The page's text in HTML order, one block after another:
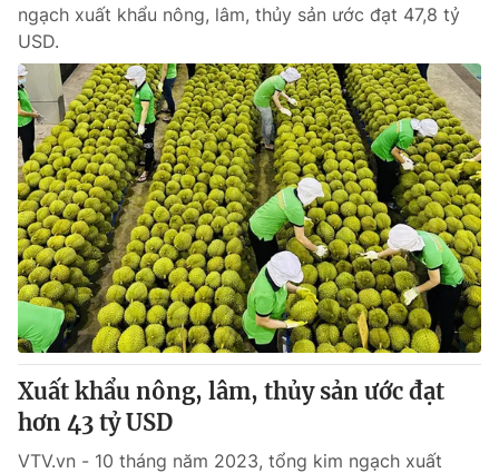
ngạch xuất khẩu nông, lâm, thủy sản ước đạt 47,8 tỷ
USD.
Xuất khẩu nông, lâm, thủy sản ước đạt
hơn 43 tỷ USD
VTV.vn - 10 tháng năm 2023, tổng kim ngạch xuất